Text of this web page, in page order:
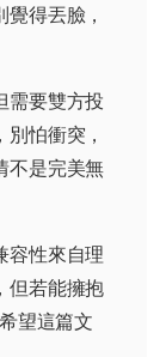
得丟臉，
需要雙方投
怕衝突，
不是完美無
容性來自理
但若能擁抱
望這篇文